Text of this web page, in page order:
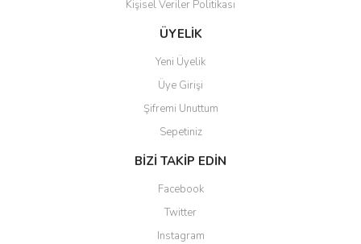
Kişisel Veriler Politikası
ÜYELİK
Yeni Üyelik
Üye Girişi
Şifremi Unuttum
Sepetiniz
BİZİ TAKİP EDİN
Facebook
Twitter
Instagram